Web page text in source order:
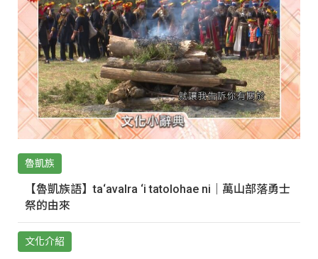
魯凱族
【魯凱族語】ta‘avalra ‘i tatolohae ni｜萬山部落勇士
祭的由來
文化介紹